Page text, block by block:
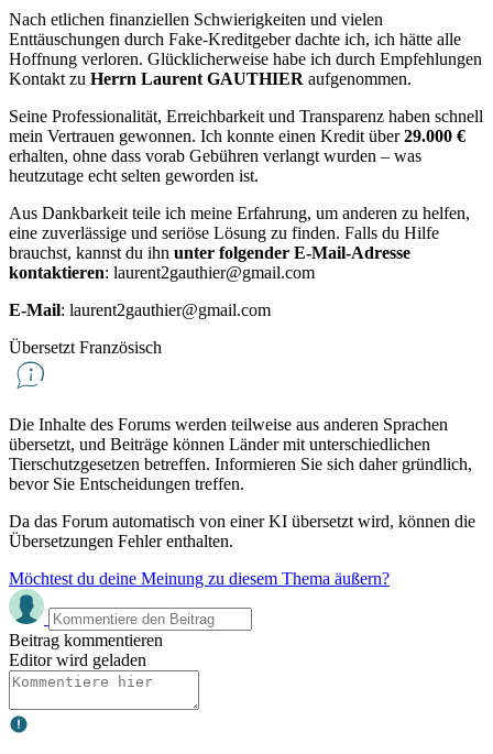
Nach etlichen finanziellen Schwierigkeiten und vielen
Enttäuschungen durch Fake-Kreditgeber dachte ich, ich hätte alle
Hoffnung verloren. Glücklicherweise habe ich durch Empfehlungen
Kontakt zu Herrn Laurent GAUTHIER aufgenommen.
Seine Professionalität, Erreichbarkeit und Transparenz haben schnell
mein Vertrauen gewonnen. Ich konnte einen Kredit über29.000 €
erhalten, ohne dass vorab Gebühren verlangt wurden – was
heutzutage echt selten geworden ist.
Aus Dankbarkeit teile ich meine Erfahrung, um anderen zu helfen,
eine zuverlässige und seriöse Lösung zu finden. Falls du Hilfe
brauchst, kannst du ihn unter folgender E-Mail-Adresse
kontaktieren: laurent2gauthier@gmail.com
E-Mail: laurent2gauthier@gmail.com
Übersetzt Französisch
Die Inhalte des Forums werden teilweise aus anderen Sprachen
übersetzt, und Beiträge können Länder mit unterschiedlichen
Tierschutzgesetzen betreffen. Informieren Sie sich daher gründlich,
bevor Sie Entscheidungen treffen.
Da das Forum automatisch von einer KI übersetzt wird, können die
Übersetzungen Fehler enthalten.
Möchtest du deine Meinung zu diesem Thema äußern?
Beitrag kommentieren
Editor wird geladen